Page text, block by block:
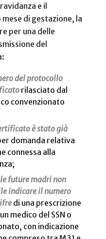
e il
di gestazione, la
per una delle
del
del protocollo
rilasciato dal
convenzionato
è stato già
domanda relativa
connessa alla
future madri non
indicare il numero
di una prescrizione
medico del SSN o
con indicazione